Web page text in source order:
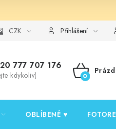
osobních údajů
CZK Přihlášení
777 707 176
kdykoliv)
NÁKUPNÍ
OBLÍBENÉ ♥️